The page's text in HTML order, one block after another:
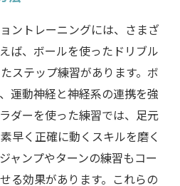
ントレーニングには、さまざ
ば、ボールを使ったドリブル
ステップ練習があります。ボ
運動神経と神経系の連携を強
ダーを使った練習では、足元
早く正確に動くスキルを磨く
ャンプやターンの練習もコー
る効果があります。これらの